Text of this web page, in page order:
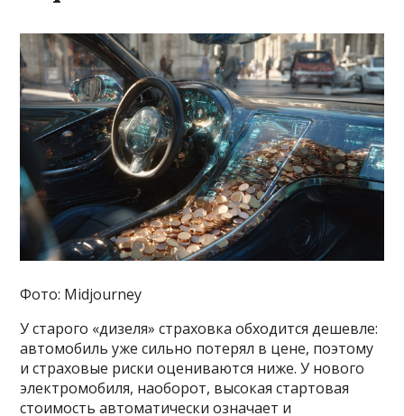
Фото: Midjourney
У старого «дизеля» страховка обходится дешевле:
автомобиль уже сильно потерял в цене, поэтому
и страховые риски оцениваются ниже. У нового
электромобиля, наоборот, высокая стартовая
стоимость автоматически означает и